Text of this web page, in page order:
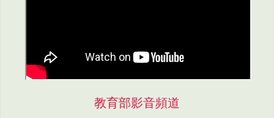
教育部影音頻道